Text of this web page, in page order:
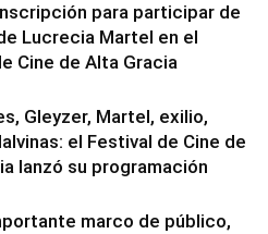
para participar de
Lucrecia Martel en el
Cine de Alta Gracia
Gleyzer, Martel, exilio,
el Festival de Cine de
lanzó su programación
marco de público,